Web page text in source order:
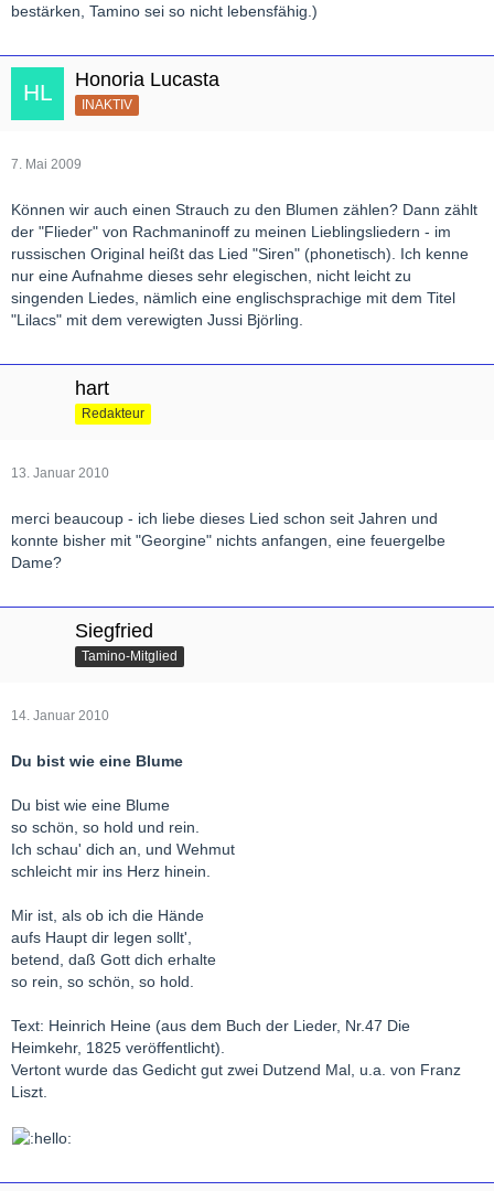
bestärken, Tamino sei so nicht lebensfähig.)
Honoria Lucasta
INAKTIV
7. Mai 2009
Können wir auch einen Strauch zu den Blumen zählen? Dann zählt
der "Flieder" von Rachmaninoff zu meinen Lieblingsliedern - im
russischen Original heißt das Lied "Siren" (phonetisch). Ich kenne
nur eine Aufnahme dieses sehr elegischen, nicht leicht zu
singenden Liedes, nämlich eine englischsprachige mit dem Titel
"Lilacs" mit dem verewigten Jussi Björling.
hart
Redakteur
13. Januar 2010
merci beaucoup - ich liebe dieses Lied schon seit Jahren und
konnte bisher mit "Georgine" nichts anfangen, eine feuergelbe
Dame?
Siegfried
Tamino-Mitglied
14. Januar 2010
Du bist wie eine Blume
Du bist wie eine Blume
so schön, so hold und rein.
Ich schau' dich an, und Wehmut
schleicht mir ins Herz hinein.
Mir ist, als ob ich die Hände
aufs Haupt dir legen sollt',
betend, daß Gott dich erhalte
so rein, so schön, so hold.
Text: Heinrich Heine (aus dem Buch der Lieder, Nr.47 Die
Heimkehr, 1825 veröffentlicht).
Vertont wurde das Gedicht gut zwei Dutzend Mal, u.a. von Franz
Liszt.